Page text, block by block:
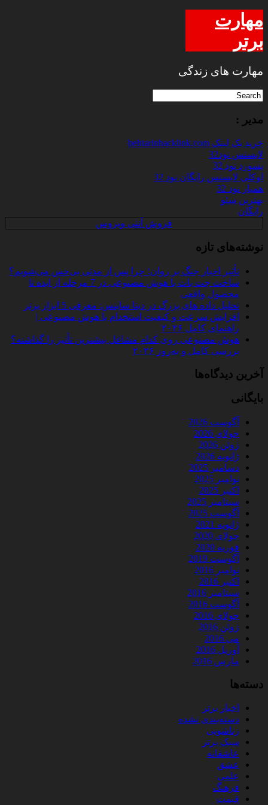
مهارت
برتر
مهارت های زندگی
مدیر :
خرید بک لینک behtarinbacklink.com
لایسنس نود32
پسورد نود 32
اوکلی لایسنس رایگان نود 32
همیار نود 32
بهترین سئو
رایگان
فروش آنتی ویروس
نوشته‌های تازه
تأثیر اخبار جنگ بر روان؛ چرا پس از مدتی بی‌حس می‌شویم؟
ساخت چت‌ بات با هوش مصنوعی در 7 مرحله از ایده تا
محصول واقعی
تحلیل داده‌ های بزرگ در دیتا ساینس: معرفی 5 ابزار برتر
افزایش سرعت و کیفیت استخدام با هوش مصنوعی |
راهنمای کامل ۲۰۲۶
هوش مصنوعی روی کدام مشاغل بیشترین تأثیر را گذاشته؟
بررسی کامل و به‌روز ۲۰۲۶
آخرین دیدگاه‌ها
بایگانی
آگوست 2026
جولای 2026
ژوئن 2026
ژانویه 2026
دسامبر 2025
نوامبر 2025
اکتبر 2025
سپتامبر 2025
آگوست 2025
ژانویه 2021
جولای 2020
فوریه 2020
آگوست 2019
نوامبر 2016
اکتبر 2016
سپتامبر 2016
آگوست 2016
جولای 2016
ژوئن 2016
می 2016
آوریل 2016
مارس 2016
دسته‌ها
اخبار برتر
دسته‌بندی نشده
زناشویی
سبک برتر
عاشقانه
عشق
علمی
فرهنگ
قیمت